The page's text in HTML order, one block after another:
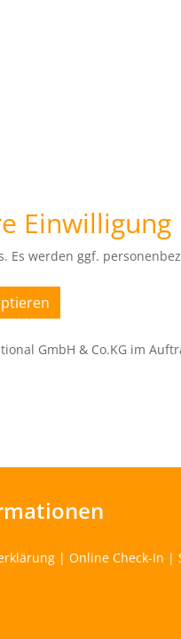
Einwilligung
Es werden ggf.
GmbH & Co.KG im
| Online Check-In |